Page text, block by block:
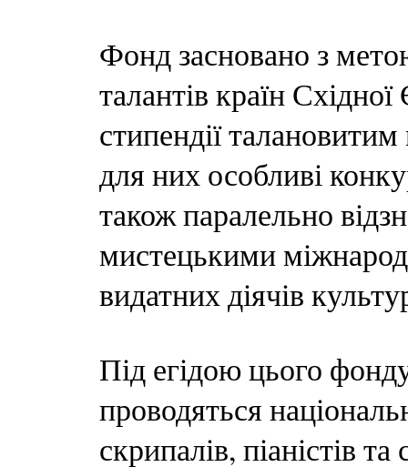
Фонд засновано з
талантів країн
стипендії
для них особливі
також паралельно
мистецькими
видатних діячів
Під егідою цього
проводяться
скрипалів, піаністів